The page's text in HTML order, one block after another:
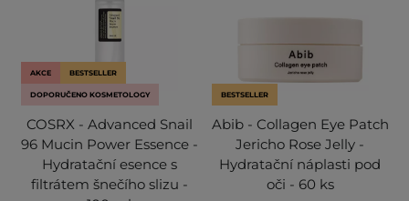
AKCE BESTSELLER
DOPORUČENO KOSMETOLOGY
COSRX - Advanced Snail
96 Mucin Power Essence -
Hydratační esence s
filtrátem šnečího slizu -
BESTSELLER
Abib - Collagen Eye Patch
Jericho Rose Jelly -
Hydratační náplasti pod
oči - 60 ks